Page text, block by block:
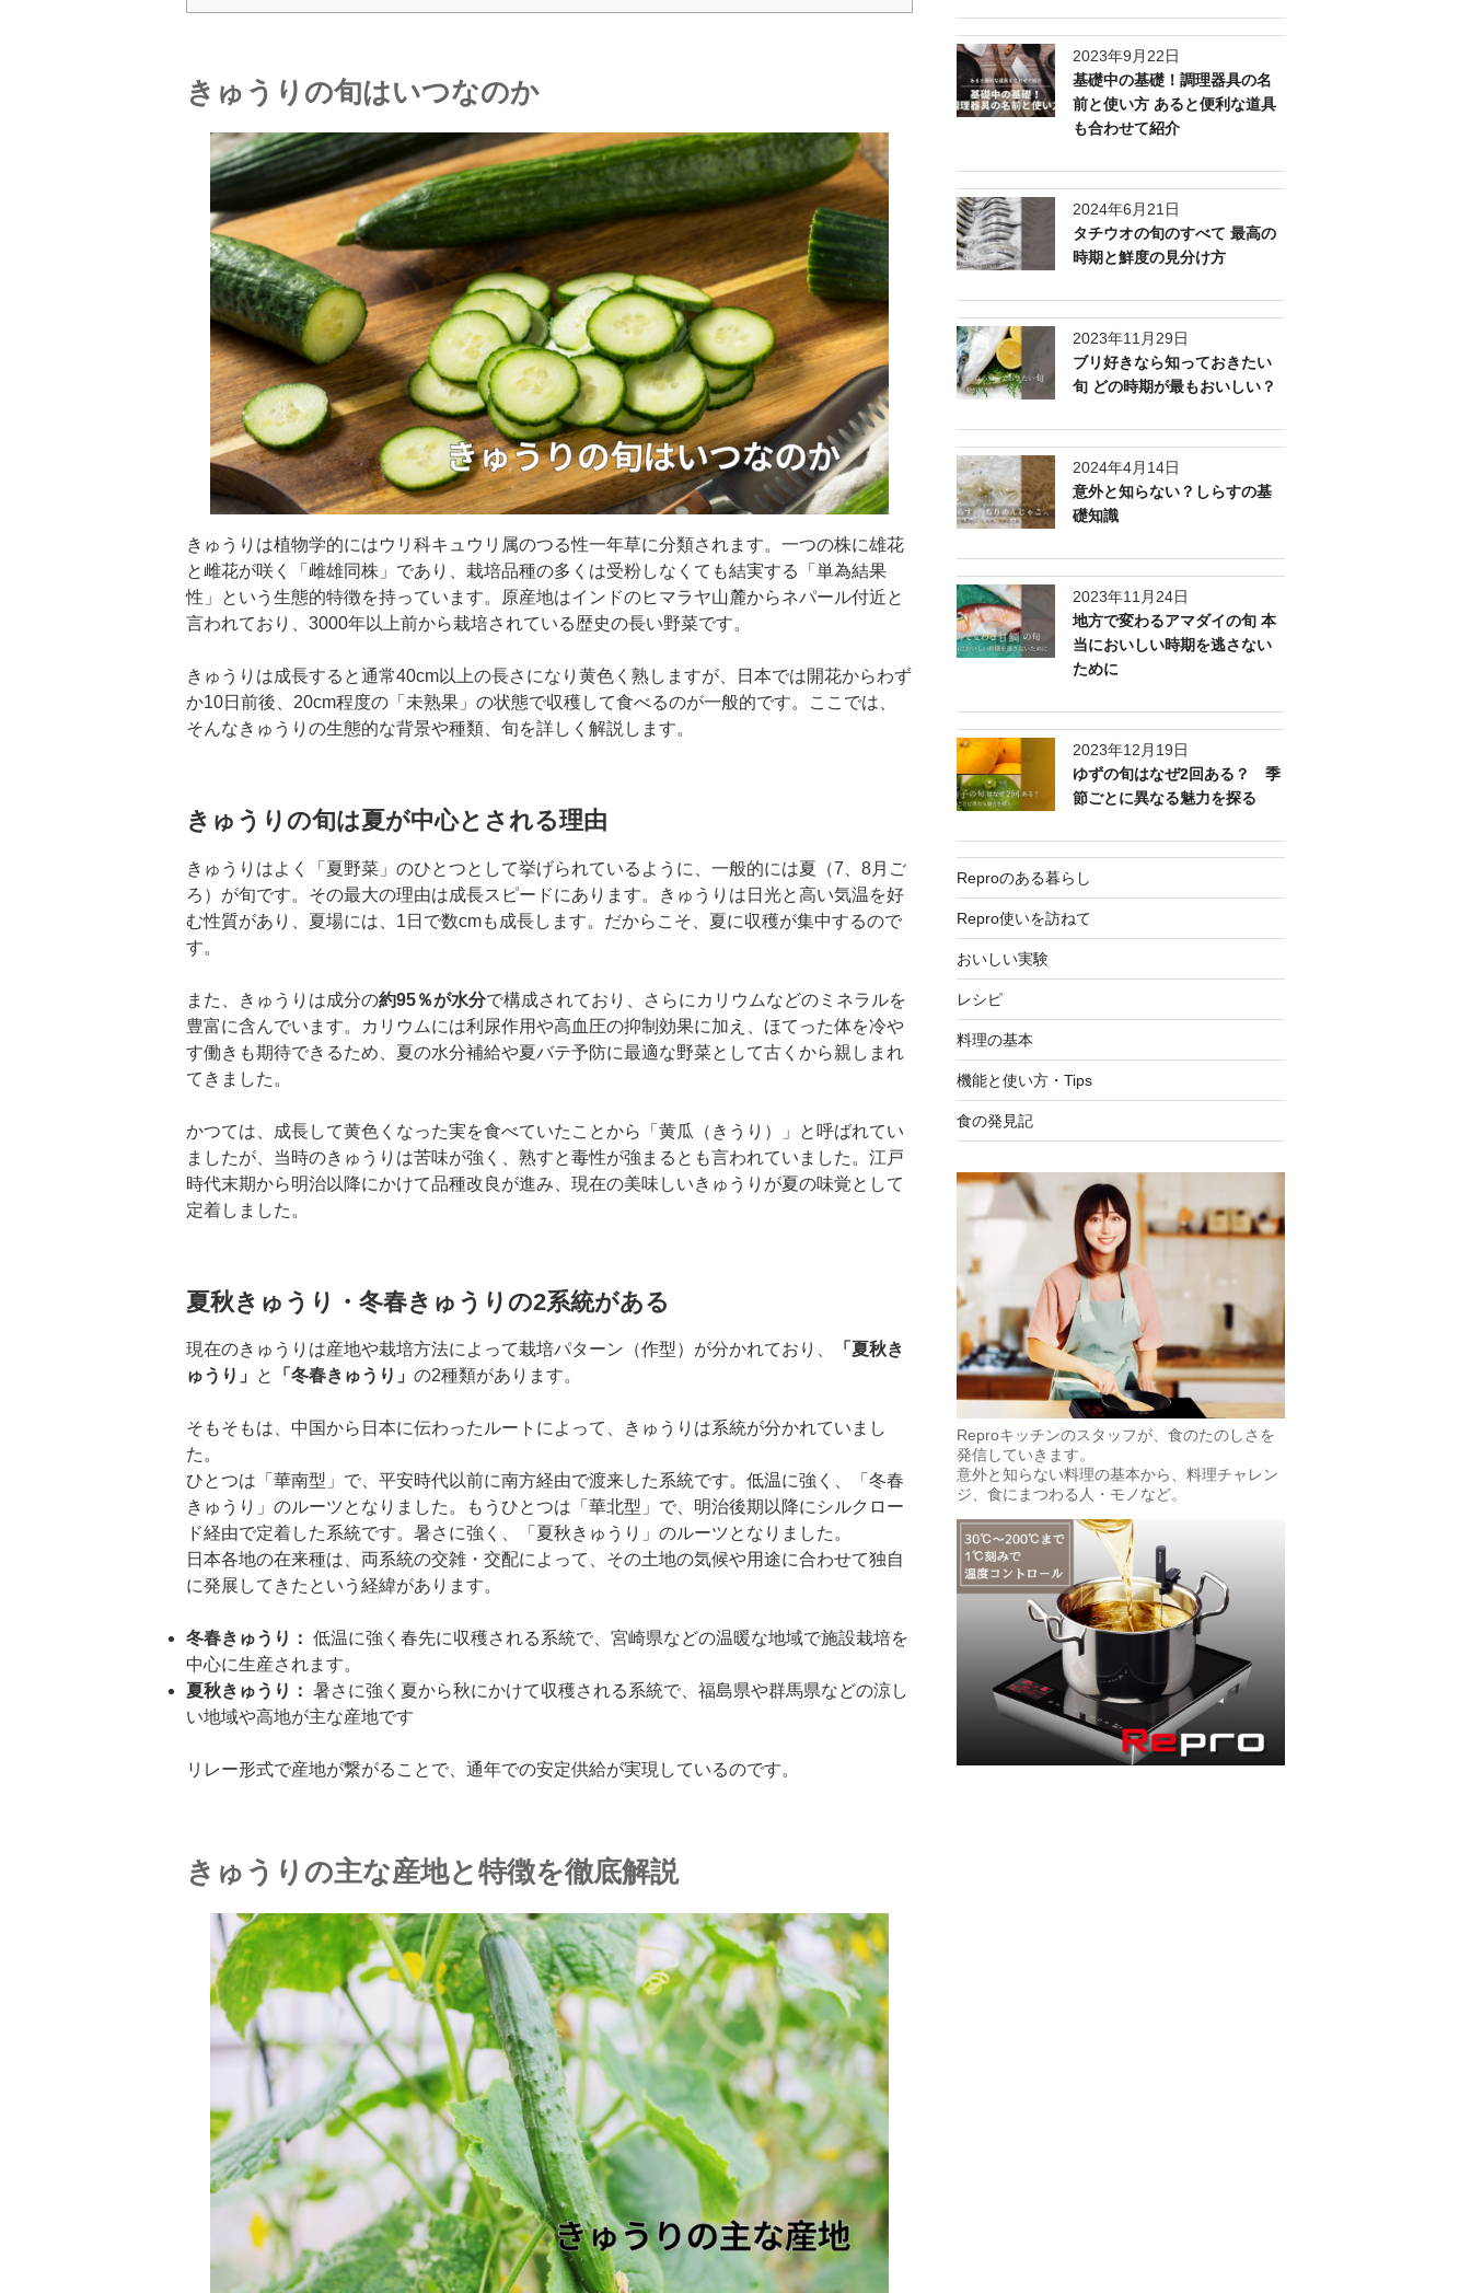
きゅうりの旬はいつなのか
きゅうりは植物学的にはウリ科キュウリ属のつる性一年草に分類されます。一つの株に雄花
と雌花が咲く「雌雄同株」であり、栽培品種の多くは受粉しなくても結実する「単為結果
性」という生態的特徴を持っています。原産地はインドのヒマラヤ山麓からネパール付近と
言われており、3000年以上前から栽培されている歴史の長い野菜です。
きゅうりは成長すると通常40cm以上の長さになり黄色く熟しますが、日本では開花からわず
か10日前後、20cm程度の「未熟果」の状態で収穫して食べるのが一般的です。ここでは、
そんなきゅうりの生態的な背景や種類、旬を詳しく解説します。
きゅうりの旬は夏が中心とされる理由
きゅうりはよく「夏野菜」のひとつとして挙げられているように、一般的には夏（7、8月ご
ろ）が旬です。その最大の理由は成長スピードにあります。きゅうりは日光と高い気温を好
む性質があり、夏場には、1日で数cmも成長します。だからこそ、夏に収穫が集中するので
す。
また、きゅうりは成分の約95％が水分で構成されており、さらにカリウムなどのミネラルを
豊富に含んでいます。カリウムには利尿作用や高血圧の抑制効果に加え、ほてった体を冷や
す働きも期待できるため、夏の水分補給や夏バテ予防に最適な野菜として古くから親しまれ
てきました。
かつては、成長して黄色くなった実を食べていたことから「黄瓜（きうり）」と呼ばれてい
ましたが、当時のきゅうりは苦味が強く、熟すと毒性が強まるとも言われていました。江戸
時代末期から明治以降にかけて品種改良が進み、現在の美味しいきゅうりが夏の味覚として
定着しました。
夏秋きゅうり・冬春きゅうりの2系統がある
現在のきゅうりは産地や栽培方法によって栽培パターン（作型）が分かれており、
「夏秋き
ゅうり」
と 「冬春きゅうり」 の2種類があります。
そもそもは、中国から日本に伝わったルートによって、きゅうりは系統が分かれていまし
た。
ひとつは「華南型」で、平安時代以前に南方経由で渡来した系統です。低温に強く、「冬春
きゅうり」のルーツとなりました。もうひとつは「華北型」で、明治後期以降にシルクロー
ド経由で定着した系統です。暑さに強く、「夏秋きゅうり」のルーツとなりました。
日本各地の在来種は、両系統の交雑・交配によって、その土地の気候や用途に合わせて独自
に発展してきたという経緯があります。
冬春きゅうり： 低温に強く春先に収穫される系統で、宮崎県などの温暖な地域で施設栽培を
中心に生産されます。
夏秋きゅうり： 暑さに強く夏から秋にかけて収穫される系統で、福島県や群馬県などの涼し
い地域や高地が主な産地です
リレー形式で産地が繋がることで、通年での安定供給が実現しているのです。
きゅうりの主な産地と特徴を徹底解説
2023年9月22日
基礎中の基礎！調理器具の名
前と使い方 あると便利な道具
も合わせて紹介
2024年6月21日
タチウオの旬のすべて 最高の
時期と鮮度の見分け方
2023年11月29日
ブリ好きなら知っておきたい
旬 どの時期が最もおいしい？
2024年4月14日
意外と知らない？しらすの基
礎知識
2023年11月24日
地方で変わるアマダイの旬 本
当においしい時期を逃さない
ために
2023年12月19日
ゆずの旬はなぜ2回ある？ 季
節ごとに異なる魅力を探る
Reproのある暮らし
Repro使いを訪ねて
おいしい実験
レシピ
料理の基本
機能と使い方・Tips
食の発見記
Reproキッチンのスタッフが、食のたのしさを
発信していきます。
意外と知らない料理の基本から、料理チャレン
ジ、食にまつわる人・モノなど。